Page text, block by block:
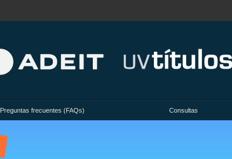
Preguntas frecuentes (FAQs) Consultas